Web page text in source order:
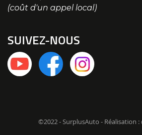
(coût d'un appel local)
SUIVEZ-NOUS
©2022 - SurplusAuto - Réalisation